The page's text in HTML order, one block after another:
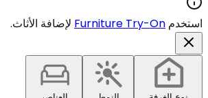
استخدم Furniture Try-On لإضافة الأثاث.